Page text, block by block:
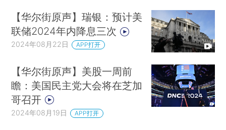
【华尔街原声】瑞银：预计美
联储2024年内降息三次
2024年08月22日 APP打开
【华尔街原声】美股一周前
瞻：美国民主党大会将在芝加
哥召开
2024年08月19日 APP打开